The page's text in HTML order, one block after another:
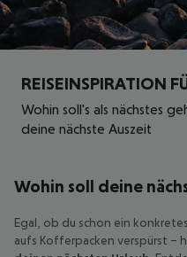
REISEINSPIRATION
Wohin soll's als nächstes
deine nächste Auszeit
Wohin soll deine
Egal, ob du schon ein
aufs Kofferpacken verspürst –